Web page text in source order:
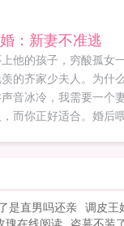
：新妻不准逃
他的孩子，穷酸孤女
的齐家少夫人。为什
音冰冷，我需要一个
而你正好适合。婚后
是直男吗还亲 调皮王
瑰在线阅读 盗墓不装